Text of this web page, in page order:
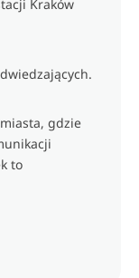
Kraków
gdzie
to